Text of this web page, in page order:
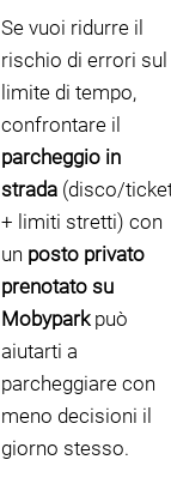
Se vuoi ridurre il
rischio di errori sul
limite di tempo,
confrontare il
parcheggio in
strada (disco/
+ limiti stretti) con
un posto privato
prenotato su
Mobyparkpuò
aiutarti a
parcheggiare con
meno decisioni il
giorno stesso.